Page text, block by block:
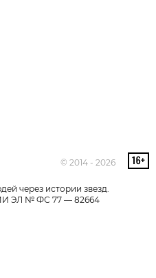
© 2014 - 2026
через истории звезд.
ЭЛ № ФС 77 — 82664